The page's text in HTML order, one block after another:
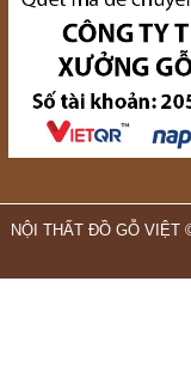
NỘI THẤT ĐỒ GỖ VIỆT